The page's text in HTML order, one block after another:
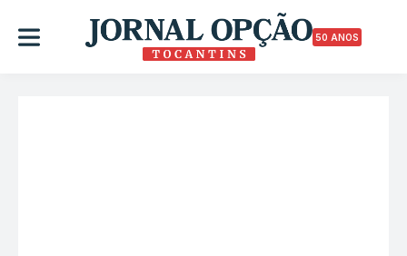
50 ANOS